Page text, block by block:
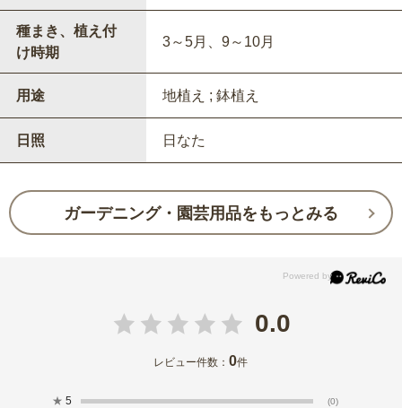
種まき、植え付
け時期
3～5月、9～10月
用途 地植え ; 鉢植え
日照 日なた
ガーデニング・園芸用品をもっとみる
0.0
レビュー件数：0件
★ 5 (0)